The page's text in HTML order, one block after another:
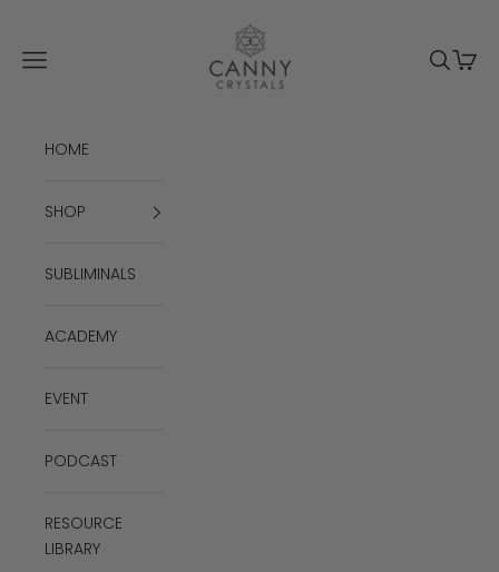
Canny Crystals
Menu
Panier
HOME
SHOP
SUBLIMINALS
ACADEMY
EVENT
PODCAST
RESOURCE
LIBRARY